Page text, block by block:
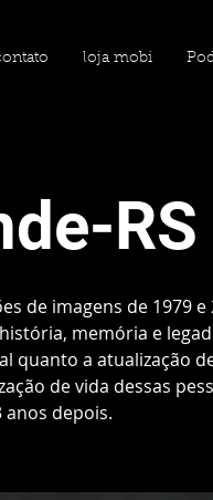
loja mobi
RS
de imagens de 1979 e
memória e
quanto a atualização
de vida dessas
depois.